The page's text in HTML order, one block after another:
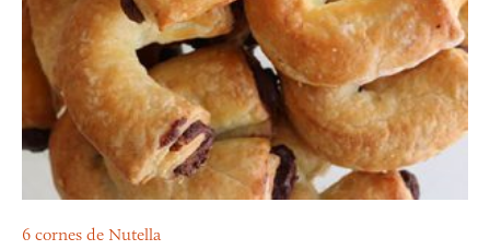
6 cornes de Nutella